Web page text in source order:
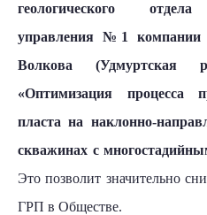
геологического отдела
управления №1
Волкова (Удмуртская
«Оптимизация процесса
пласта на наклонно-
скважинах с
Это позволит значительно
ГРП в Обществе.